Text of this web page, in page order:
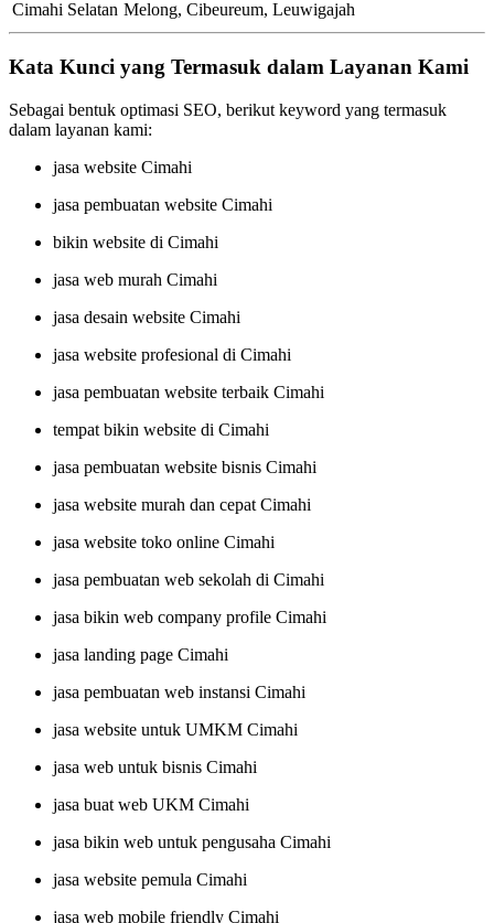
Cimahi Selatan Melong, Cibeureum, Leuwigajah
Kata Kunci yang Termasuk dalam Layanan Kami
Sebagai bentuk optimasi SEO, berikut keyword yang termasuk
dalam layanan kami:
jasa website Cimahi
jasa pembuatan website Cimahi
bikin website di Cimahi
jasa web murah Cimahi
jasa desain website Cimahi
jasa website profesional di Cimahi
jasa pembuatan website terbaik Cimahi
tempat bikin website di Cimahi
jasa pembuatan website bisnis Cimahi
jasa website murah dan cepat Cimahi
jasa website toko online Cimahi
jasa pembuatan web sekolah di Cimahi
jasa bikin web company profile Cimahi
jasa landing page Cimahi
jasa pembuatan web instansi Cimahi
jasa website untuk UMKM Cimahi
jasa web untuk bisnis Cimahi
jasa buat web UKM Cimahi
jasa bikin web untuk pengusaha Cimahi
jasa website pemula Cimahi
jasa web mobile friendly Cimahi